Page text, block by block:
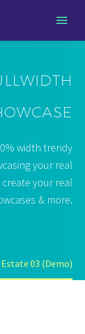
width trendy
your real
your real
& more.
Estate 03 (Demo)